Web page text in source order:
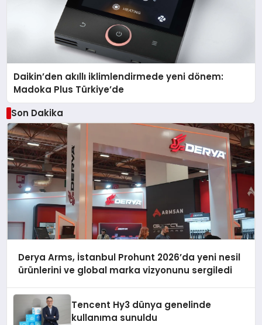
Daikin’den akıllı iklimlendirmede yeni dönem:
Madoka Plus Türkiye’de
Son Dakika
Derya Arms, İstanbul Prohunt 2026’da yeni nesil
ürünlerini ve global marka vizyonunu sergiledi
Tencent Hy3 dünya genelinde
kullanıma sunuldu